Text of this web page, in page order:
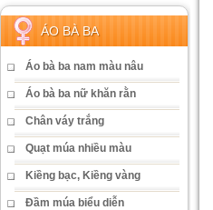
ÁO BÀ BA
Áo bà ba nam màu nâu
Áo bà ba nữ khăn rằn
Chân váy trắng
Quạt múa nhiều màu
Kiềng bạc, Kiềng vàng
Đầm múa biểu diễn